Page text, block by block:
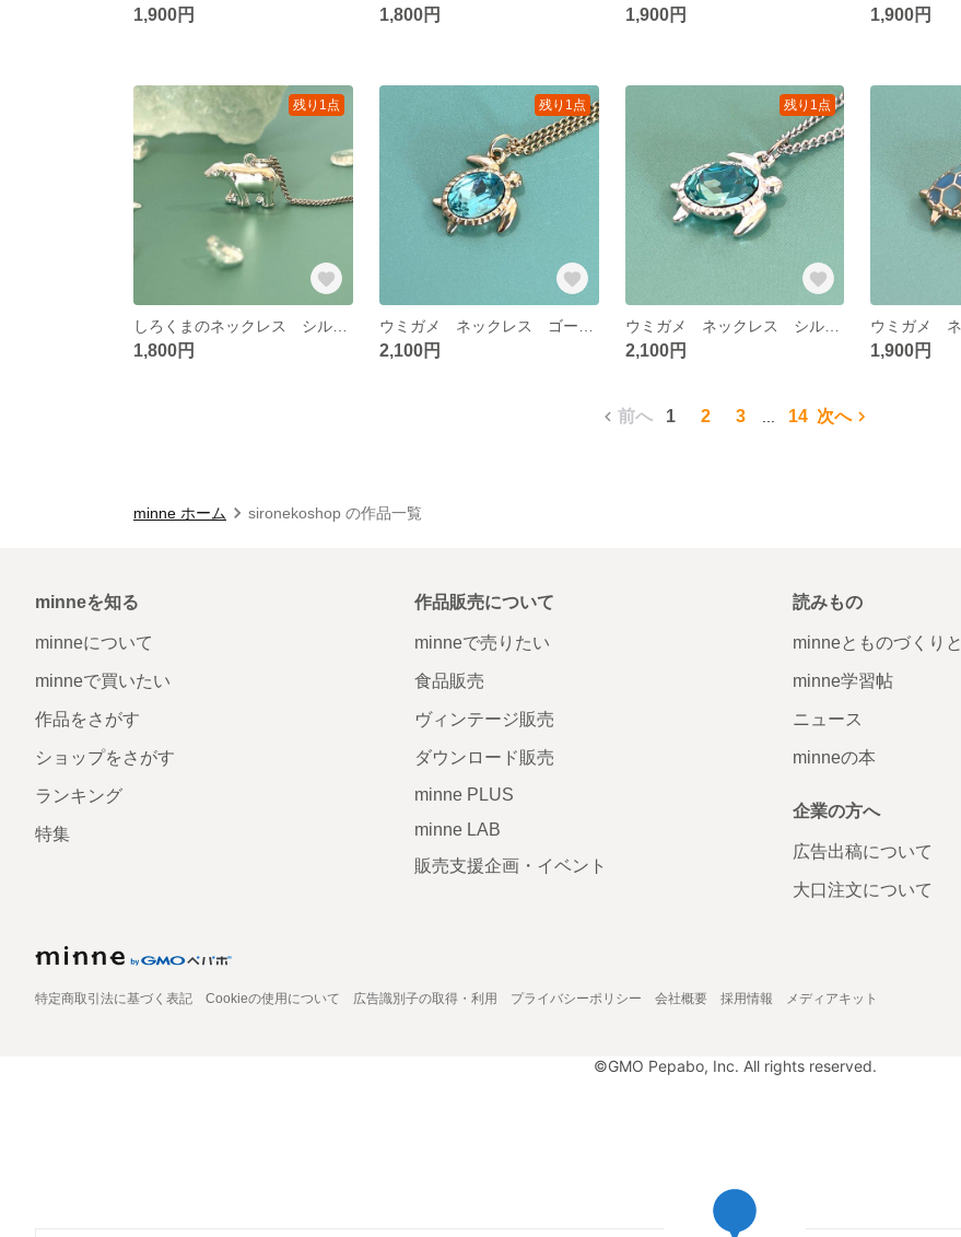
1,900円 1,800円 1,900円 1,900円
残り1点
1,800円
残り1点
2,100円
残り1点
ウミガメ ネックレス シルバー （クリスタルターコイズ）
2,100円 1,900円
前へ 1 2 3 14 次へ
minne ホーム sironekoshop の作品一覧
minneを知る
minneについて
minneで買いたい
作品をさがす
ショップをさがす
ランキング
特集
作品販売について
minneで売りたい
食品販売
ヴィンテージ販売
ダウンロード販売
minne PLUS
minne LAB
販売支援企画・イベント
読みもの
minneとものづくりと
minne学習帖
ニュース
minneの本
企業の方へ
広告出稿について
大口注文について
特定商取引法に基づく表記 Cookieの使用について 広告識別子の取得・利用 プライバシーポリシー 会社概要 採用情報 メディアキット
©GMO Pepabo, Inc. All rights reserved.